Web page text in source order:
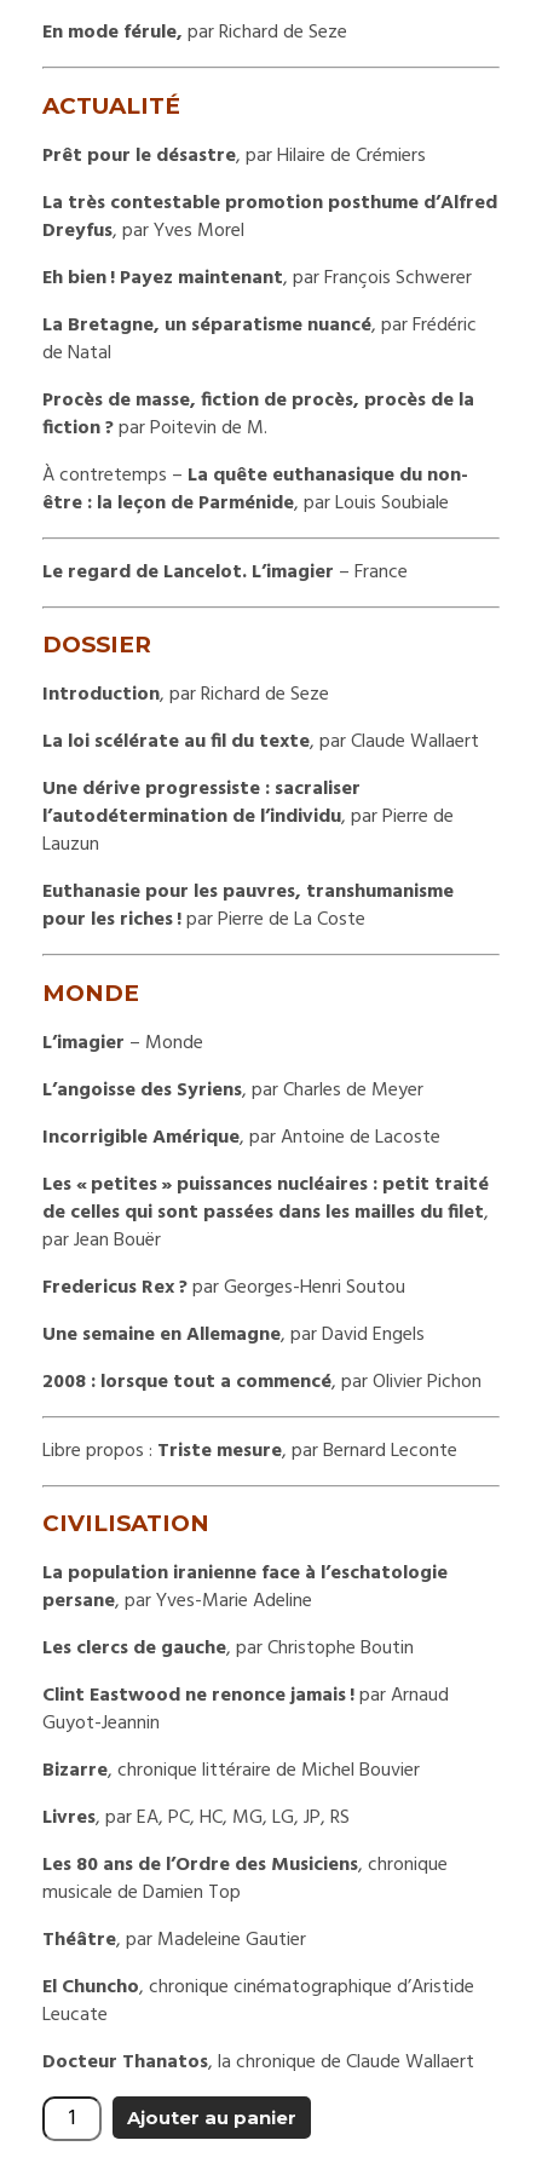
En mode férule,par Richard de Seze
ACTUALITÉ
Prêt pour le désastre, par Hilaire de Crémiers
La très contestable promotion posthume d’Alfred
Dreyfus, par Yves Morel
Eh bien ! Payez maintenant, par François Schwerer
La Bretagne, un séparatisme nuancé, par Frédéric
de Natal
Procès de masse, fiction de procès, procès de la
fiction ?par Poitevin de M.
À contretemps – La quête euthanasique du non-
être : la leçon de Parménide, par Louis Soubiale
Le regard de Lancelot.L’imagier – France
DOSSIER
Introduction, par Richard de Seze
La loi scélérate au fil du texte, par Claude Wallaert
Une dérive progressiste : sacraliser
l’autodétermination de l’individu, par Pierre de
Lauzun
Euthanasie pour les pauvres, transhumanisme
pour les riches !par Pierre de La Coste
MONDE
L’imagier – Monde
L’angoisse des Syriens, par Charles de Meyer
Incorrigible Amérique, par Antoine de Lacoste
Les « petites » puissances nucléaires : petit traité
de celles qui sont passées dans les mailles du filet,
par Jean Bouër
Fredericus Rex ?par Georges-Henri Soutou
Une semaine en Allemagne, par David Engels
2008 : lorsque tout a commencé, par Olivier Pichon
Libre propos : Triste mesure, par Bernard Leconte
CIVILISATION
La population iranienne face à l’eschatologie
persane, par Yves-Marie Adeline
Les clercs de gauche, par Christophe Boutin
Clint Eastwood ne renonce jamais !par Arnaud
Guyot-Jeannin
Bizarre, chronique littéraire de Michel Bouvier
Livres, par EA, PC, HC, MG, LG, JP, RS
Les 80 ans de l’Ordre des Musiciens, chronique
musicale de Damien Top
Théâtre, par Madeleine Gautier
El Chuncho, chronique cinématographique d’Aristide
Leucate
Docteur Thanatos, la chronique de Claude Wallaert
Ajouter au panier